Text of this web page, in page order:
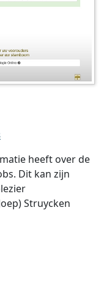
heeft over de
Dit kan zijn
Struycken